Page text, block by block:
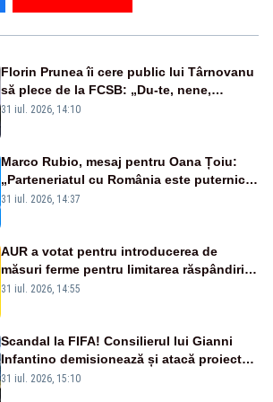
Florin Prunea îi cere public lui Târnovanu
să plece de la FCSB: „Du-te, nene,
învârtindu-te!”
31 iul. 2026, 14:10
Marco Rubio, mesaj pentru Oana Țoiu:
„Parteneriatul cu România este puternic
și prețuit”
31 iul. 2026, 14:37
AUR a votat pentru introducerea de
măsuri ferme pentru limitarea răspândirii
virusului pestei porcine africane
31 iul. 2026, 14:55
Scandal la FIFA! Consilierul lui Gianni
Infantino demisionează și atacă proiectul
privind investitorii străini
31 iul. 2026, 15:10